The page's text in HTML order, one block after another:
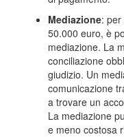
Mediazione:
50.000 euro, è
mediazione. La
conciliazione
giudizio. Un
comunicazione
a trovare un
La mediazione
e meno costosa